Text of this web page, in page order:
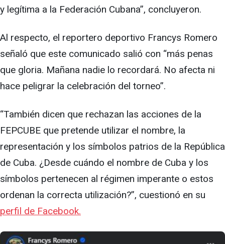
y legítima a la Federación Cubana”, concluyeron.
Al respecto, el reportero deportivo Francys Romero
señaló que este comunicado salió con “más penas
que gloria. Mañana nadie lo recordará. No afecta ni
hace peligrar la celebración del torneo”.
“También dicen que rechazan las acciones de la
FEPCUBE que pretende utilizar el nombre, la
representación y los símbolos patrios de la República
de Cuba. ¿Desde cuándo el nombre de Cuba y los
símbolos pertenecen al régimen imperante o estos
ordenan la correcta utilización?”, cuestionó en su
perfil de Facebook.